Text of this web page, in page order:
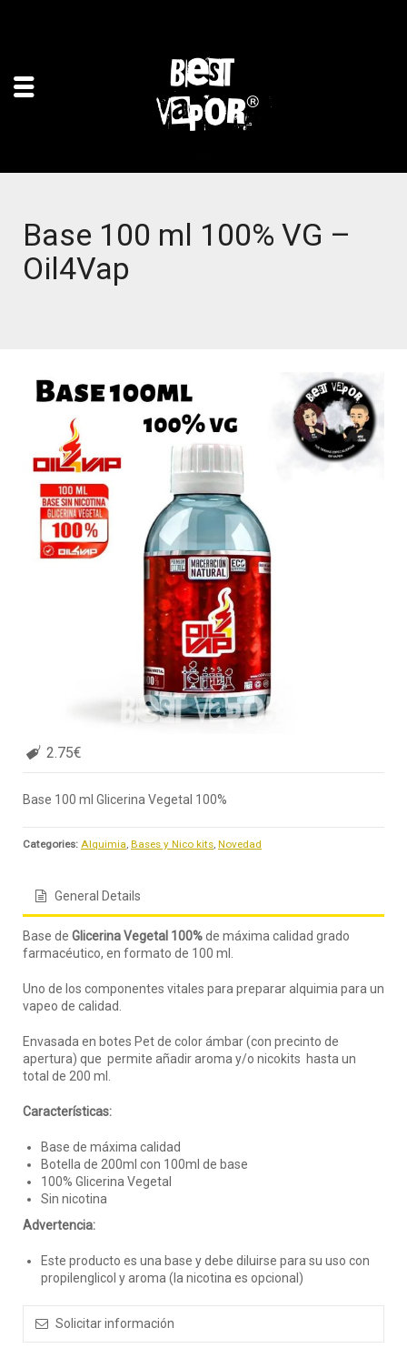
Base 100 ml 100% VG –
Oil4Vap
2.75€
Base 100 ml Glicerina Vegetal 100%
Categories: Alquimia, Bases y Nico kits, Novedad
General Details
Base de Glicerina Vegetal 100%de máxima calidad grado
farmacéutico, en formato de 100 ml.
Uno de los componentes vitales para preparar alquimia para un
vapeo de calidad.
Envasada en botes Pet de color ámbar (con precinto de
apertura) que permite añadir aroma y/o nicokits hasta un
total de 200 ml.
Características:
Base de máxima calidad
Botella de 200ml con 100ml de base
100% Glicerina Vegetal
Sin nicotina
Advertencia:
Este producto es una base y debe diluirse para su uso con
propilenglicol y aroma (la nicotina es opcional)
Solicitar información